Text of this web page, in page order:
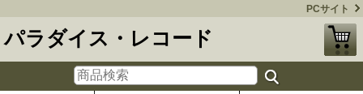
PCサイト
パラダイス・レコード